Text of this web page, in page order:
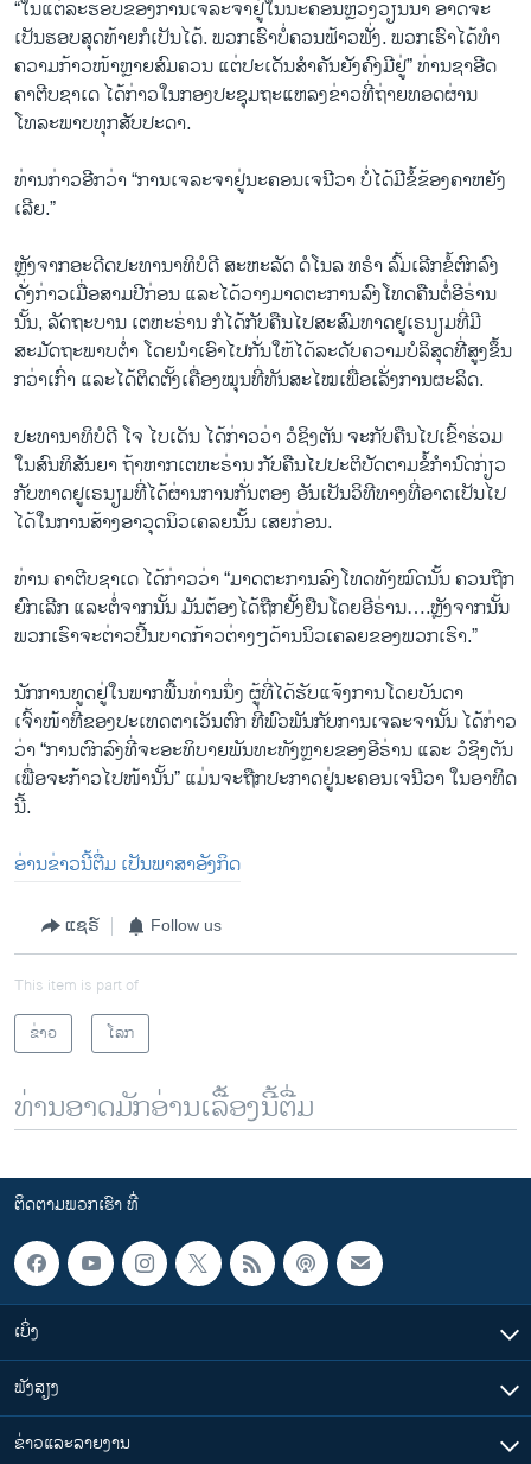
“ໃນແຕ່ລະຮອບຂອງການເຈລະຈາຢູ່ໃນນະຄອນຫຼວງວຽນນາ ອາດຈະ
ເປັນຮອບສຸດທ້າຍກໍເປັນໄດ້. ພວກເຮົາບໍ່ຄວນຟ້າວຟັ່ງ. ພວກເຮົາໄດ້ທຳ
ຄວາມກ້າວໜ້າຫຼາຍສົມຄວນ ແຕ່ປະເດັນສຳຄັນຍັງຄົງມີຢູ່” ທ່ານຊາອີດ
ຄາຕີບຊາເດ ໄດ້ກ່າວໃນກອງປະຊຸມຖະແຫລງຂ່າວທີ່ຖ່າຍທອດຜ່ານ
ໂທລະພາບທຸກສັບປະດາ.
ທ່ານກ່າວອີກວ່າ “ການເຈລະຈາຢູ່ນະຄອນເຈນີວາ ບໍ່ໄດ້ມີຂໍ້ຂ້ອງຄາຫຍັງ
ເລີຍ.”
ຫຼັງຈາກອະດີດປະທານາທິບໍດີ ສະຫະລັດ ດໍໂນລ ທຣຳ ລົ້ມເລີກຂໍ້ຕົກລົງ
ດັ່ງກ່າວເມື່ອສາມປີກ່ອນ ແລະໄດ້ວາງມາດຕະການລົງໂທດຄືນຕໍ່ອີຣ່ານ
ນັ້ນ, ລັດຖະບານ ເຕຫະຣ່ານ ກໍໄດ້ກັບຄືນໄປສະສົມທາດຢູເຣນຽມທີ່ມີ
ສະມັດຖະພາບຕ່ຳ ໂດຍນຳເອົາໄປກັ່ນໃຫ້ໄດ້ລະດັບຄວາມບໍລິສຸດທີ່ສູງຂຶ້ນ
ກວ່າເກົ່າ ແລະໄດ້ຕິດຕັ້ງເຄື່ອງໝຸນທີ່ທັນສະໄໝເພື່ອເລັ່ງການຜະລິດ.
ປະທານາທິບໍດີ ໂຈ ໄບເດັນ ໄດ້ກ່າວວ່າ ວໍຊິງຕັນ ຈະກັບຄືນໄປເຂົ້າຮ່ວມ
ໃນສົນທິສັນຍາ ຖ້າຫາກເຕຫະຣ່ານ ກັບຄືນໄປປະຕິບັດຕາມຂໍ້ກຳນົດກ່ຽວ
ກັບທາດຢູເຣນຽມທີ່ໄດ້ຜ່ານການກັ່ນຕອງ ອັນເປັນວິທີທາງທີ່ອາດເປັນໄປ
ໄດ້ໃນການສ້າງອາວຸດນິວເຄລຍນັ້ນ ເສຍກ່ອນ.
ທ່ານ ຄາຕີບຊາເດ ໄດ້ກ່າວວ່າ “ມາດຕະການລົງໂທດທັງໝົດນັ້ນ ຄວນຖືກ
ຍົກເລີກ ແລະຕໍ່ຈາກນັ້ນ ມັນຕ້ອງໄດ້ຖືກຢັ້ງຢືນໂດຍອີຣ່ານ….ຫຼັງຈາກນັ້ນ
ພວກເຮົາຈະຕ່າວປີ້ນບາດກ້າວຕ່າງໆດ້ານນິວເຄລຍຂອງພວກເຮົາ.”
ນັກການທູດຢູ່ໃນພາກພື້ນທ່ານນຶ່ງ ຜູ້ທີ່ໄດ້ຮັບແຈ້ງການໂດຍບັນດາ
ເຈົ້າໜ້າທີ່ຂອງປະເທດຕາເວັນຕົກ ທີ່ພົວພັນກັບການເຈລະຈານັ້ນ ໄດ້ກ່າວ
ວ່າ “ການຕົກລົງທີ່ຈະອະທິບາຍພັນທະທັງຫຼາຍຂອງອີຣ່ານ ແລະ ວໍຊິງຕັນ
ເພື່ອຈະກ້າວໄປໜ້ານັ້ນ” ແມ່ນຈະຖືກປະກາດຢູ່ນະຄອນເຈນີວາ ໃນອາທິດ
ນີ້.
ອ່ານຂ່າວນີ້ຕື່ມ ເປັນພາສາອັງກິດ
ແຊຣ໌ Follow us
This item is part of
ຂ່າວ
ໂລກ
ທ່ານອາດມັກອ່ານເລື້ອງນີ້ຕື່ມ
ຕິດຕາມພວກເຮົາ ທີ່
ເບິ່ງ
ຟັງສຽງ
ຂ່າວແລະລາຍງານ